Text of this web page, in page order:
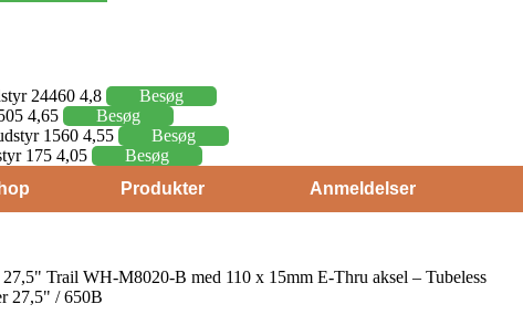
24460 4,8
Besøg
4,65
Besøg
1560 4,55
Besøg
175 4,05
Besøg
Produkter Anmeldelser
Trail WH-M8020-B med 110 x 15mm E-Thru aksel – Tubeless
27,5" / 650B